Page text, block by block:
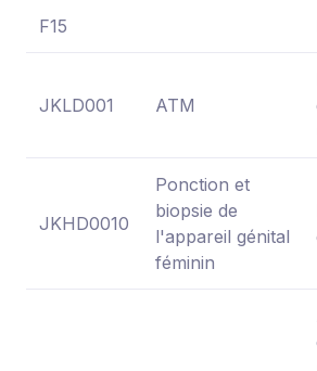
F15
JKLD001 ATM
JKHD0010
Ponction et
biopsie de
l'appareil génital
féminin